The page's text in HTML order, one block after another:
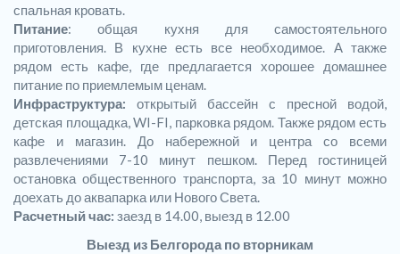
спальная кровать.
Питание: общая кухня для самостоятельного
приготовления. В кухне есть все необходимое. А также
рядом есть кафе, где предлагается хорошее домашнее
питание по приемлемым ценам.
Инфраструктура: открытый бассейн с пресной водой,
детская площадка, WI-FI, парковка рядом. Также рядом есть
кафе и магазин. До набережной и центра со всеми
развлечениями 7-10 минут пешком. Перед гостиницей
остановка общественного транспорта, за 10 минут можно
доехать до аквапарка или Нового Света.
Расчетный час: заезд в 14.00, выезд в 12.00
Выезд из Белгорода по вторникам